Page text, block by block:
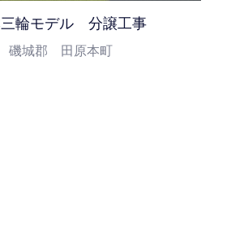
三輪モデル 分譲工事
磯城郡 田原本町